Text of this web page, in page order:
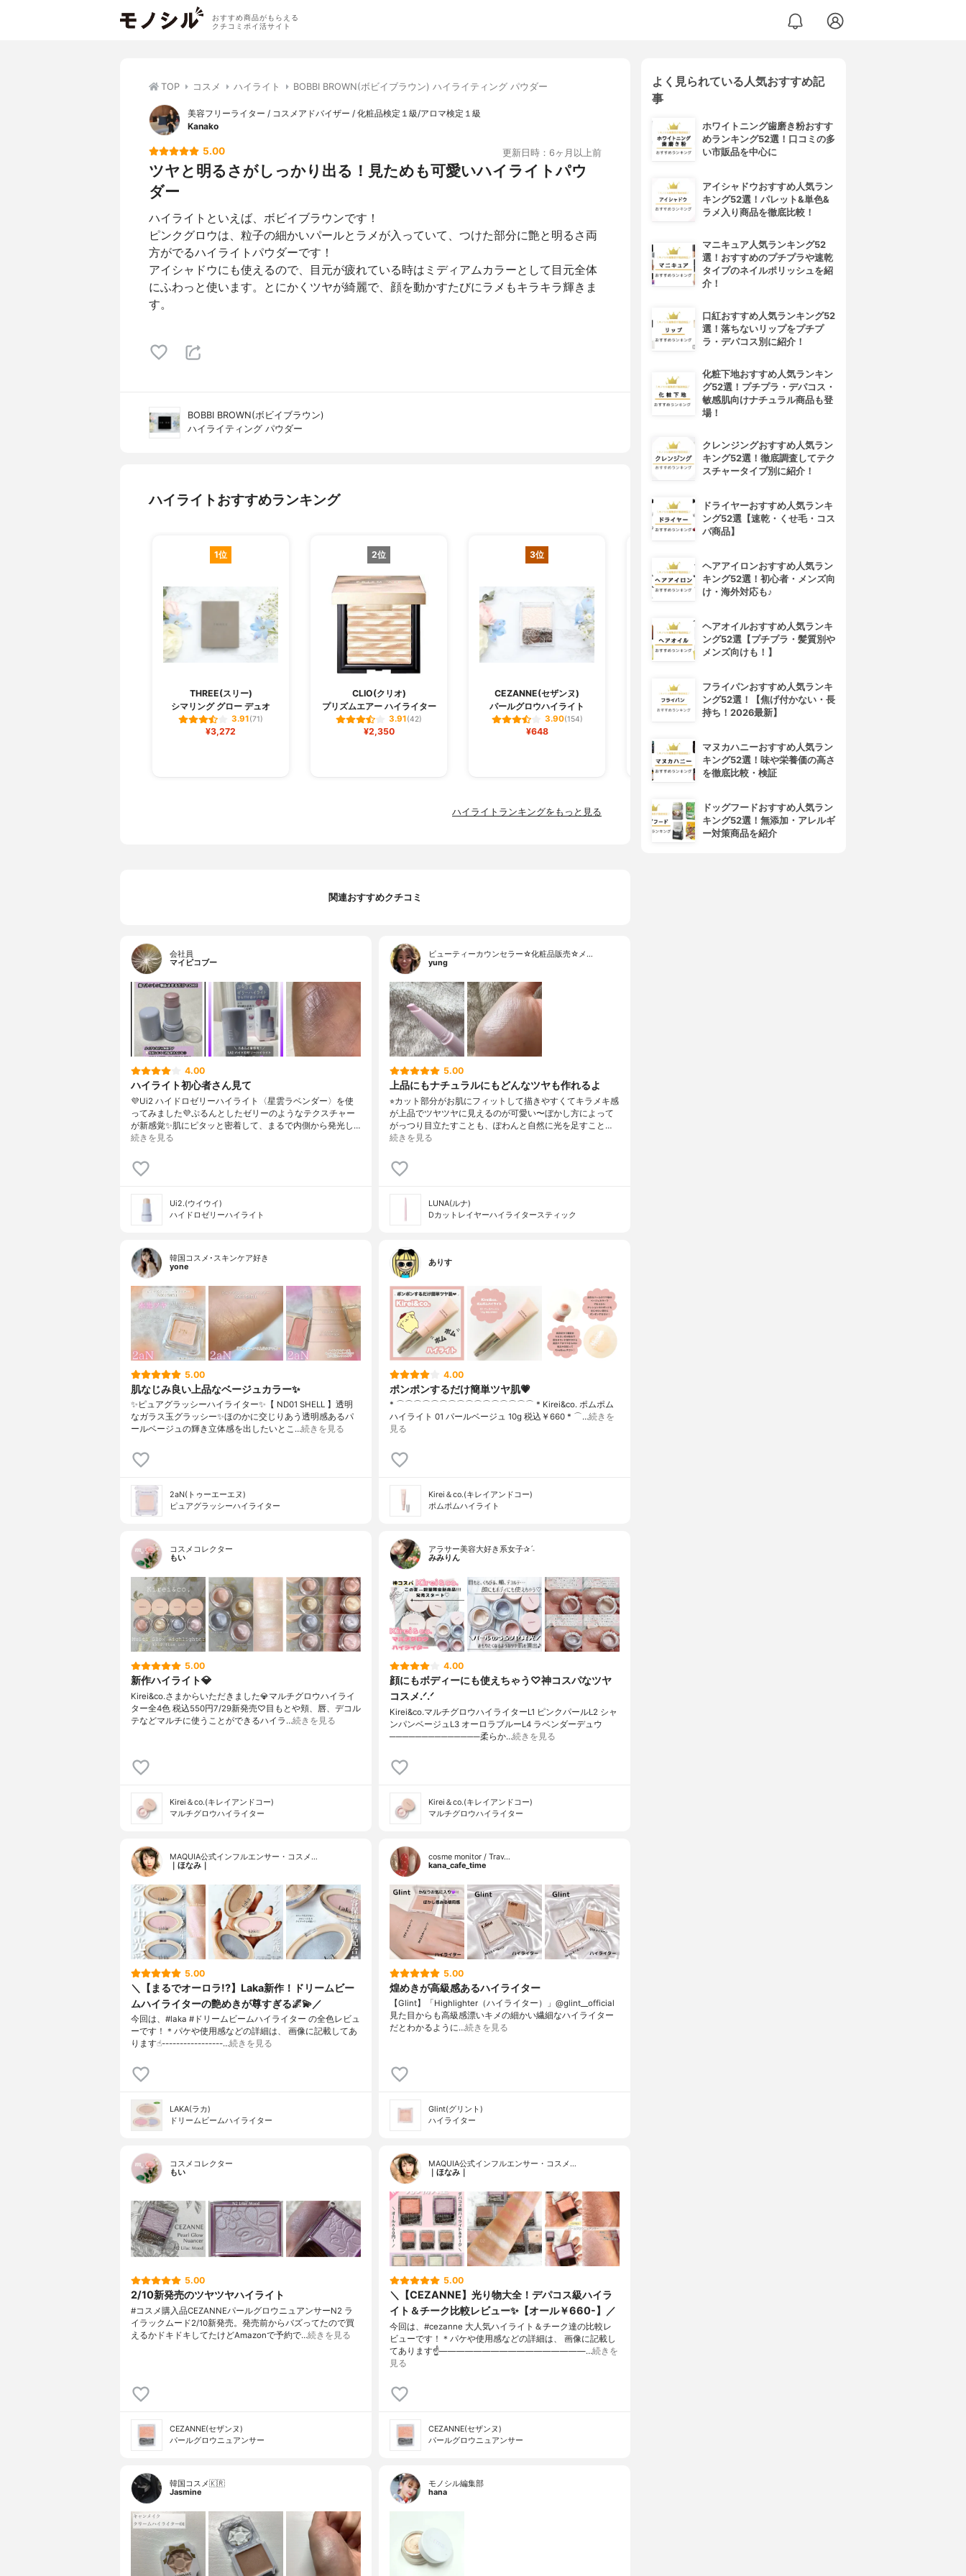
おすすめ商品がもらえる
クチコミポイ活サイト
TOP コスメ ハイライト BOBBI BROWN(ボビイブラウン) ハイライティング パウダー
美容フリーライター / コスメアドバイザー / 化粧品検定１級/アロマ検定１級
Kanako
5.00 更新日時：6ヶ月以上前
ツヤと明るさがしっかり出る！見ためも可愛いハイライトパウ
ダー
ハイライトといえば、ボビイブラウンです！
ピンクグロウは、粒子の細かいパールとラメが入っていて、つけた部分に艶と明るさ両
方がでるハイライトパウダーです！
アイシャドウにも使えるので、目元が疲れている時はミディアムカラーとして目元全体
にふわっと使います。とにかくツヤが綺麗で、顔を動かすたびにラメもキラキラ輝きま
す。
BOBBI BROWN(ボビイブラウン)
ハイライティング パウダー
ハイライトおすすめランキング
1位
THREE(スリー)
シマリング グロー デュオ
3.91(71)
¥3,272
2位
CLIO(クリオ)
プリズムエアー ハイライター
3.91(42)
¥2,350
3位
CEZANNE(セザンヌ)
パールグロウハイライト
3.90(154)
¥648
M・A・C(マック)
ミネラライズ スキンフィニッ
シュ
¥4,620
laura mercier(ローラ メルシ
ハイライトランキングをもっと見る
関連おすすめクチコミ
会社員
マイピコブー
4.00
ハイライト初心者さん見て
💜Ui2 ハイドロゼリーハイライト〈星雲ラベンダー〉を使
ってみました💜ぷるんとしたゼリーのようなテクスチャー
が新感覚✨肌にピタッと密着して、まるで内側から発光し…
続きを見る
Ui2.(ウイウイ)
ハイドロゼリーハイライト
ビューティーカウンセラー☆化粧品販売☆メ…
yung
5.00
上品にもナチュラルにもどんなツヤも作れるよ
⁡⭐︎カット部分がお肌にフィットして描きやすくてキラメキ感
が上品でツヤツヤに見えるのが可愛い〜ぼかし方によって
がっつり目立たすことも、ぽわんと自然に光を足すこと…
続きを見る
LUNA(ルナ)
Dカットレイヤーハイライタースティック
韓国コスメ･スキンケア好き
yone
5.00
肌なじみ良い上品なベージュカラー✨️
✨️ピュアグラッシーハイライター✨️【 ND01 SHELL 】透明
なガラス玉グラッシー✨️ほのかに交じりあう透明感あるパ
ールベージュの輝き立体感を出したいとこ…続きを見る
2aN(トゥーエーエヌ)
ピュアグラッシーハイライター
ありす
4.00
ポンポンするだけ簡単ツヤ肌💗
* ⌒⌒⌒⌒⌒⌒⌒⌒⌒⌒⌒⌒⌒⌒⌒⌒ * Kirei&co. ポムポム
ハイライト 01 パールベージュ 10g 税込￥660 * ⌒…続きを
見る
Kirei＆co.(キレイアンドコー)
ポムポムハイライト
コスメコレクター
もい
5.00
新作ハイライト💎
Kirei&co.さまからいただきました💎マルチグロウハイライ
ター全4色 税込550円7/29新発売♡目もとや頬、唇、デコル
テなどマルチに使うことができるハイラ…続きを見る
Kirei＆co.(キレイアンドコー)
マルチグロウハイライター
アラサー美容大好き系女子✰ˊ˗
みみりん
4.00
顔にもボディーにも使えちゃう♡神コスパなツヤ
コスメ.ᐟ.ᐟ
Kirei&co.マルチグロウハイライターL1 ピンクパールL2 シャ
ンパンベージュL3 オーロラブルーL4 ラベンダーデュウ
──────────────柔らか…続きを見る
Kirei＆co.(キレイアンドコー)
マルチグロウハイライター
MAQUIA公式インフルエンサー・コスメ…
｜ほなみ｜
5.00
＼【まるでオーロラ!?】Laka新作！ドリームビー
ムハイライターの艶めきが尊すぎる🌌💫／
今回は、#laka #ドリームビームハイライター の全色レビュ
ーです！＊パケや使用感などの詳細は、 画像に記載してあ
ります☝︎-----------------…続きを見る
LAKA(ラカ)
ドリームビームハイライター
cosme monitor / Trav…
kana_cafe_time
5.00
煌めきが高級感あるハイライター
【Glint】「Highlighter（ハイライター）」@glint__official
見た目からも高級感漂いキメの細かい繊細なハイライター
だとわかるように…続きを見る
Glint(グリント)
ハイライター
コスメコレクター
もい
5.00
2/10新発売のツヤツヤハイライト
#コスメ購入品CEZANNEパールグロウニュアンサーN2 ラ
イラックムード2/10新発売。発売前からバズってたので買
えるかドキドキしてたけどAmazonで予約で…続きを見る
CEZANNE(セザンヌ)
パールグロウニュアンサー
MAQUIA公式インフルエンサー・コスメ…
｜ほなみ｜
5.00
＼【CEZANNE】光り物大全！デパコス級ハイラ
イト＆チーク比較レビュー✨【オール￥660-】／
今回は、#cezanne 大人気ハイライト＆チーク達の比較レ
ビューです！＊パケや使用感などの詳細は、 画像に記載し
てあります☝—————————————————…続きを
見る
CEZANNE(セザンヌ)
パールグロウニュアンサー
韓国コスメ🇰🇷
Jasmine
モノシル編集部
hana
よく見られている人気おすすめ記
事
ホワイトニング歯磨き粉おすす
めランキング52選！口コミの多
い市販品を中心に
アイシャドウおすすめ人気ラン
キング52選！パレット&単色&
ラメ入り商品を徹底比較！
マニキュア人気ランキング52
選！おすすめのプチプラや速乾
タイプのネイルポリッシュを紹
介！
口紅おすすめ人気ランキング52
選！落ちないリップをプチプ
ラ・デパコス別に紹介！
化粧下地おすすめ人気ランキン
グ52選！プチプラ・デパコス・
敏感肌向けナチュラル商品も登
場！
クレンジングおすすめ人気ラン
キング52選！徹底調査してテク
スチャータイプ別に紹介！
ドライヤーおすすめ人気ランキ
ング52選【速乾・くせ毛・コス
パ商品】
ヘアアイロンおすすめ人気ラン
キング52選！初心者・メンズ向
け・海外対応も♪
ヘアオイルおすすめ人気ランキ
ング52選【プチプラ・髪質別や
メンズ向けも！】
フライパンおすすめ人気ランキ
ング52選！【焦げ付かない・長
持ち！2026最新】
マヌカハニーおすすめ人気ラン
キング52選！味や栄養価の高さ
を徹底比較・検証
ドッグフードおすすめ人気ラン
キング52選！無添加・アレルギ
ー対策商品を紹介